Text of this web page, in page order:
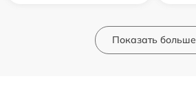
Показать больше